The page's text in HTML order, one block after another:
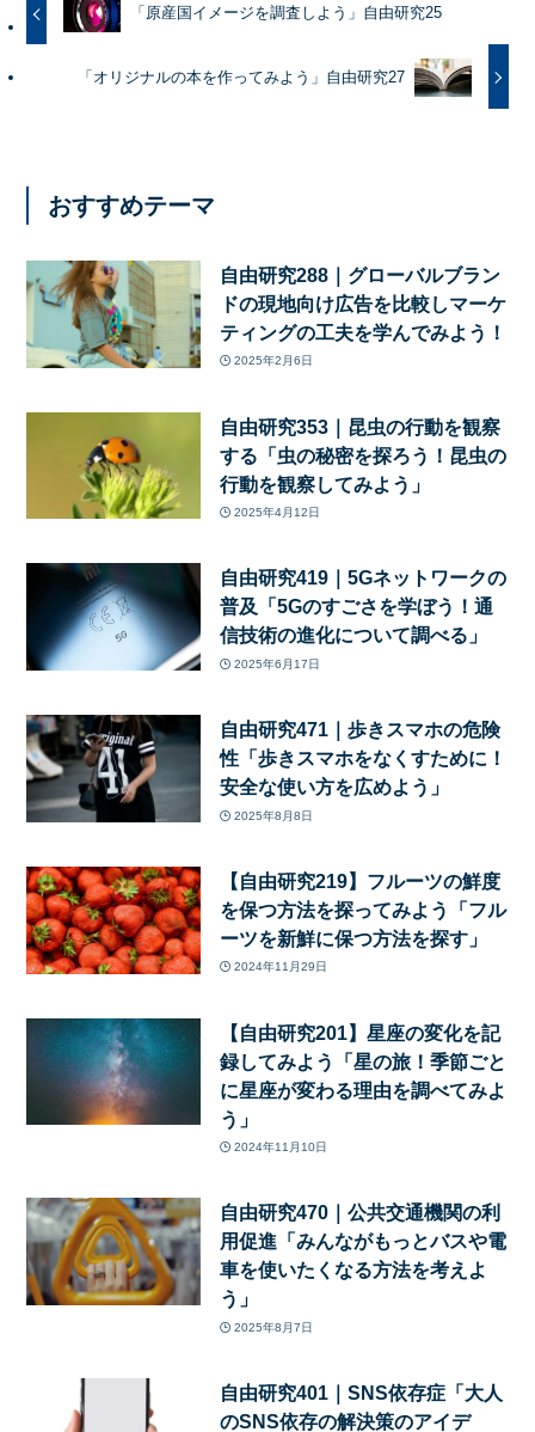
「原産国イメージを調査しよう」自由研究25
「オリジナルの本を作ってみよう」自由研究27
おすすめテーマ
自由研究288｜グローバルブラン
ドの現地向け広告を比較しマーケ
ティングの工夫を学んでみよう！
2025年2月6日
自由研究353｜昆虫の行動を観察
する「虫の秘密を探ろう！昆虫の
行動を観察してみよう」
2025年4月12日
自由研究419｜5Gネットワークの
普及「5Gのすごさを学ぼう！通
信技術の進化について調べる」
2025年6月17日
自由研究471｜歩きスマホの危険
性「歩きスマホをなくすために！
安全な使い方を広めよう」
2025年8月8日
【自由研究219】フルーツの鮮度
を保つ方法を探ってみよう「フル
ーツを新鮮に保つ方法を探す」
2024年11月29日
【自由研究201】星座の変化を記
録してみよう「星の旅！季節ごと
に星座が変わる理由を調べてみよ
う」
2024年11月10日
自由研究470｜公共交通機関の利
用促進「みんながもっとバスや電
車を使いたくなる方法を考えよ
う」
2025年8月7日
自由研究401｜SNS依存症「大人
のSNS依存の解決策のアイデ